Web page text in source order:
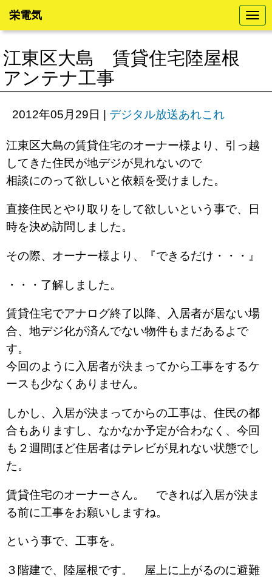
N
a
v
o
栄電気
江東区大島 賃貸住宅陸屋根
アンテナ工事
2012年05月29日 | デジタル放送あれこれ
江東区大島の賃貸住宅のオーナー様より、引っ越
してきた住民が地デジが見れないので
相談にのって欲しいと依頼を受けました。
直接住民とやり取りをして欲しいという事で、日
時を決め訪問しました。
その際、オーナー様より、『できるだけ・・・』
・・・了解しました。
賃貸住宅でアナログ終了以降、入居者が居ない場
合、地デジ化が済んでない物件もまだあるよで
す。
今回のように入居者が決まってから工事をするケ
ースも少なくありません。
しかし、入居が決まってからの工事は、住民の都
合もありますし、なかなか予定が合わなく、今回
も２週間ほど住居者はテレビが見れない状態でし
た。
賃貸住宅のオーナーさん。 できれば入居が決ま
る前に工事をお願いしますね。
という事で、工事を。
３階建で、陸屋根です。 屋上に上がるのに避難